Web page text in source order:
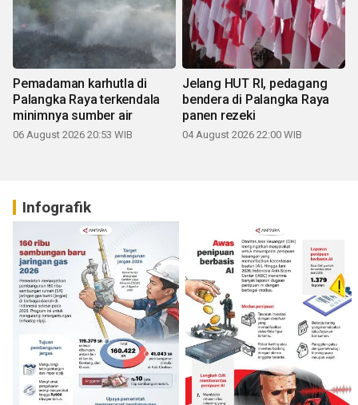
Pemadaman karhutla di
Palangka Raya terkendala
minimnya sumber air
06 August 2026 20:53 WIB
Jelang HUT RI, pedagang
bendera di Palangka Raya
panen rezeki
04 August 2026 22:00 WIB
Infografik